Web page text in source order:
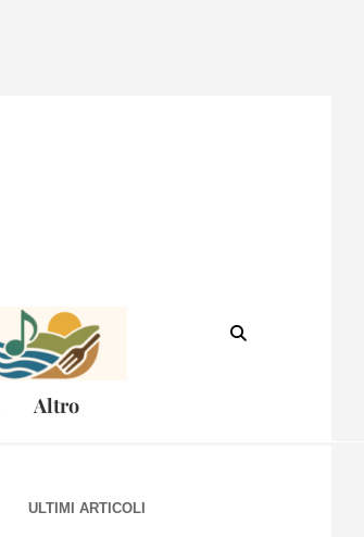
Altro
ULTIMI ARTICOLI